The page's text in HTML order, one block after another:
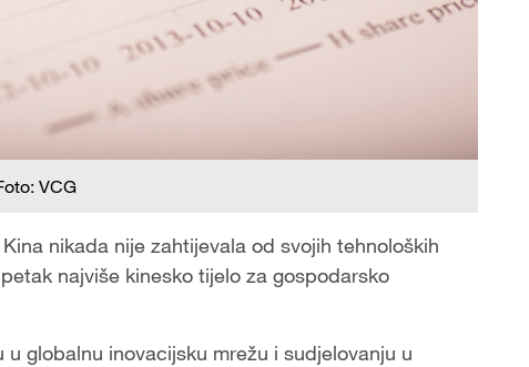
VCG
nikada nije zahtijevala od svojih tehnoloških
najviše kinesko tijelo za gospodarsko
globalnu inovacijsku mrežu i sudjelovanju u